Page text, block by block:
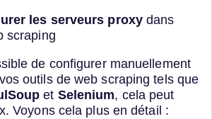
les serveurs proxy dans
scraping
de configurer manuellement
outils de web scraping tels que
et Selenium, cela peut
Voyons cela plus en détail :